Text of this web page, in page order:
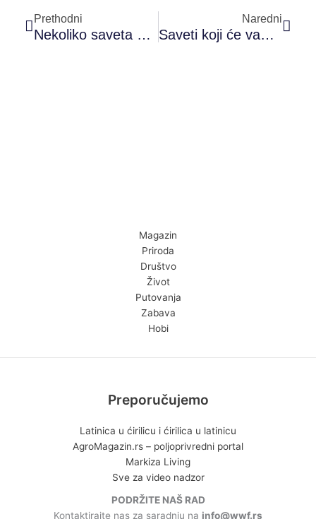
Prethodni
Nekoliko saveta kako da otvorite svoju prodavnicu ili butik
Naredni
Saveti koji će vam pomoći da povratite energiju i vitalnost
Magazin
Priroda
Društvo
Život
Putovanja
Zabava
Hobi
Preporučujemo
Latinica u ćirilicu i ćirilica u latinicu
AgroMagazin.rs – poljoprivredni portal
Markiza Living
Sve za video nadzor
PODRŽITE NAŠ RAD
Kontaktirajte nas za saradnju na info@wwf.rs